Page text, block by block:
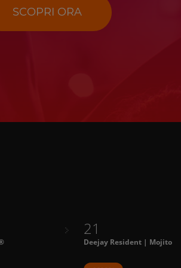
SCOPRI ORA
21
Deejay Resident | Mojito